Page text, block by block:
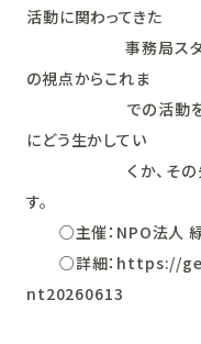
活動に関わってきた
事務局スタッフ、
の視点からこれま
での活動を見つめ
にどう生かしてい
くか、その先の視
す。
○主催：NPO法人 緑
○詳細：https://
nt20260613